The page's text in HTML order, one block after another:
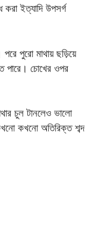
ইত্যাদি উপসর্গ
পুরো মাথায় ছড়িয়ে
পারে। চোখের ওপর
চুল টানলেও ভালো
কখনো অতিরিক্ত শব্দ